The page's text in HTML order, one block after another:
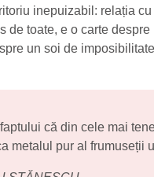
inepuizabil: relația
de toate, e o carte
un soi de
că din cele mai
metalul pur al frumuseții